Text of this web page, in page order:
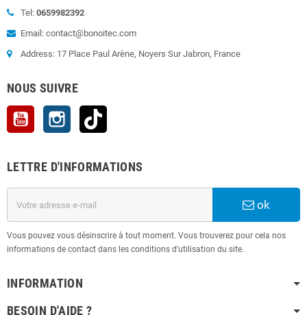
Tel: 0659982392
Email: contact@bonoitec.com
Address: 17 Place Paul Arène, Noyers Sur Jabron, France
NOUS SUIVRE
YouTube Instagram
LETTRE D'INFORMATIONS
ok
Vous pouvez vous désinscrire à tout moment. Vous trouverez pour cela nos
informations de contact dans les conditions d'utilisation du site.
INFORMATION
BESOIN D'AIDE ?